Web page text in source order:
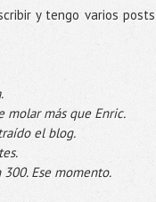
y tengo varios posts
molar más que Enric.
el blog.
Ese momento.